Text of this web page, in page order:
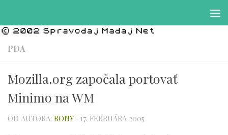
PDA
Mozilla.org započala portovať
Minimo na WM
OD AUTORA: RONY · 17. FEBRUÁRA 2005